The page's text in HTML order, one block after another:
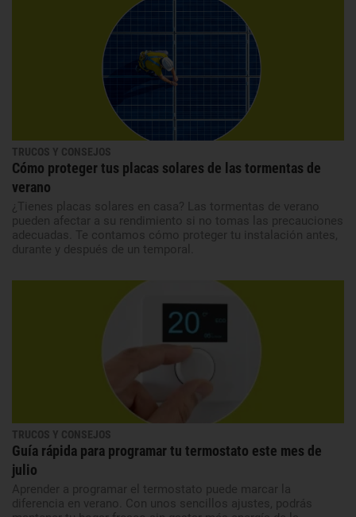
TRUCOS Y CONSEJOS
Cómo proteger tus placas solares de las tormentas de
verano
¿Tienes placas solares en casa? Las tormentas de verano
pueden afectar a su rendimiento si no tomas las precauciones
adecuadas. Te contamos cómo proteger tu instalación antes,
durante y después de un temporal.
TRUCOS Y CONSEJOS
Guía rápida para programar tu termostato este mes de
julio
Aprender a programar el termostato puede marcar la
diferencia en verano. Con unos sencillos ajustes, podrás